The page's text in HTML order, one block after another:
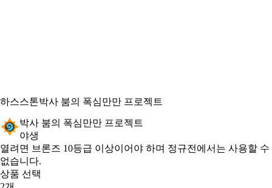
하스스톤박사 붐의 폭심만만 프로젝트
박사 붐의 폭심만만 프로젝트
야생
Product Notification
열려면 브론즈 10등급 이상이어야 하며 정규전에서는 사용할 수
없습니다.
상품 선택